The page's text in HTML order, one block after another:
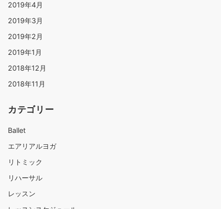
2019年4月
2019年3月
2019年2月
2019年1月
2018年12月
2018年11月
カテゴリー
Ballet
エアリアルヨガ
リトミック
リハーサル
レッスン